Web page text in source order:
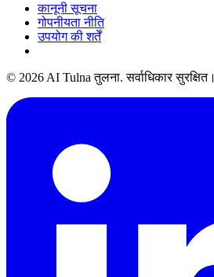
कानूनी सूचना
गोपनीयता नीति
उपयोग की शर्तें
© 2026 AI Tulna तुलना. सर्वाधिकार सुरक्षित।